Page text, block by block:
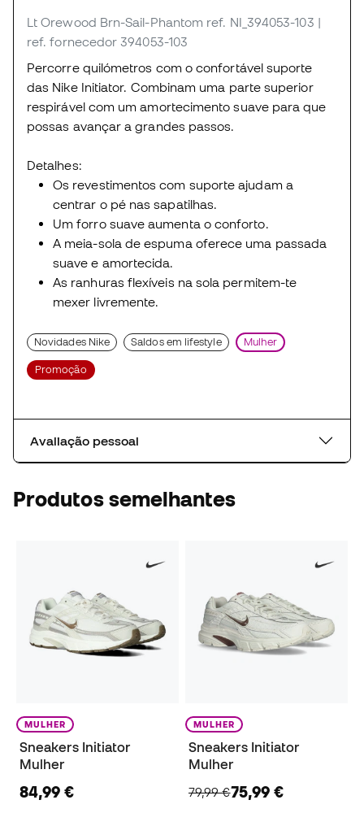
Lt Orewood Brn-Sail-Phantom ref. NI_394053-103 |
ref. fornecedor 394053-103
Percorre quilómetros com o confortável suporte
das Nike Initiator. Combinam uma parte superior
respirável com um amortecimento suave para que
possas avançar a grandes passos.
Detalhes:
Os revestimentos com suporte ajudam a
centrar o pé nas sapatilhas.
Um forro suave aumenta o conforto.
A meia-sola de espuma oferece uma passada
suave e amortecida.
As ranhuras flexíveis na sola permitem-te
mexer livremente.
Novidades Nike Saldos em lifestyle Mulher
Promoção
Avaliação pessoal
Produtos semelhantes
MULHER
Sneakers Initiator
Mulher
84,99 €
MULHER
Sneakers Initiator
Mulher
79,99 €75,99 €